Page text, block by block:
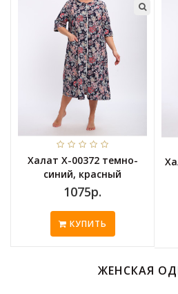
Халат Х-00372 темно-
синий, красный
1075р.
КУПИТЬ
ЖЕНСКАЯ